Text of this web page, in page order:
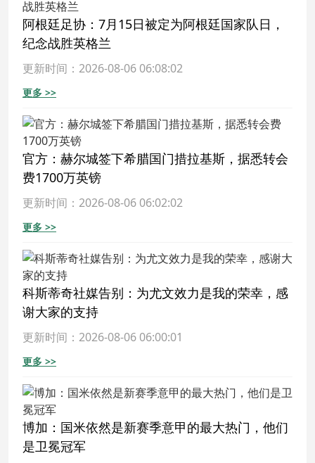
阿根廷足协：7月15日被定为阿根廷国家队日，
纪念战胜英格兰
更新时间：2026-08-06 06:08:02
更多 >>
官方：赫尔城签下希腊国门措拉基斯，据悉转会
费1700万英镑
更新时间：2026-08-06 06:02:02
更多 >>
科斯蒂奇社媒告别：为尤文效力是我的荣幸，感
谢大家的支持
更新时间：2026-08-06 06:00:01
更多 >>
博加：国米依然是新赛季意甲的最大热门，他们
是卫冕冠军